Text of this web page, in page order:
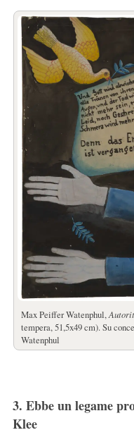
Max Peiffer Watenphul,
tempera, 51,5x49 cm). Su
Watenphul
3. Ebbe un legame
Klee